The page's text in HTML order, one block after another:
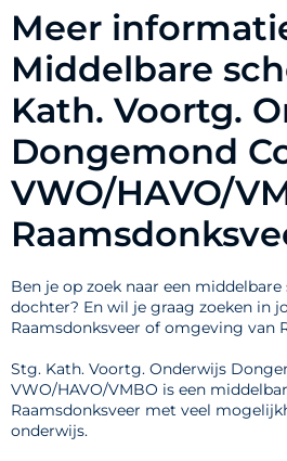
Meer
Middelbare
Kath. Voortg.
Dongemond
VWO/HAVO/
Ben je op zoek naar een
dochter? En wil je graag zoeken in
Raamsdonksveer of omgeving van
Stg. Kath. Voortg. Onderwijs
VWO/HAVO/VMBO is een
Raamsdonksveer met veel
onderwijs.